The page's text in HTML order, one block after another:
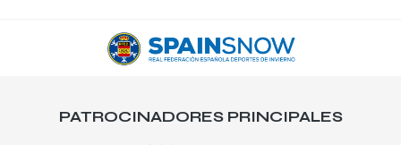
PATROCINADORES PRINCIPALES